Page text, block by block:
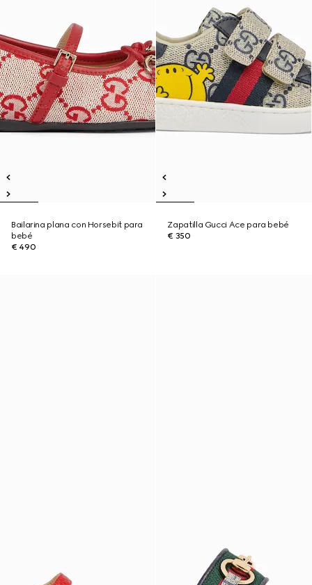
Bailarina plana con Horsebit para
bebé
€ 490
Zapatilla Gucci Ace para bebé
€ 350